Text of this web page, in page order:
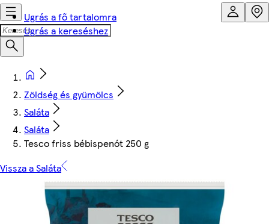
Ugrás a fő tartalomra
Ugrás a kereséshez
Zöldség és gyümölcs
Saláta
Saláta
Tesco friss bébispenót 250 g
Vissza a Saláta